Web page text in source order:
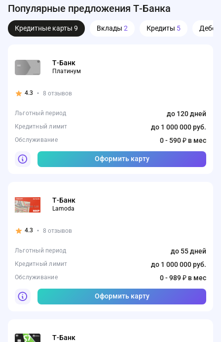
Популярные предложения Т-Банка
Кредитные карты 9 Вклады 2 Кредиты 5
Т-Банк
Платинум
4.3 • 8 отзывов
Льготный период до 120 дней
Кредитный лимит до 1 000 000 руб.
Обслуживание 0 - 590 ₽ в мес
Оформить карту
Т-Банк
Lamoda
4.3 • 8 отзывов
Льготный период до 55 дней
Кредитный лимит до 1 000 000 руб.
Обслуживание 0 - 989 ₽ в мес
Оформить карту
Т-Банк